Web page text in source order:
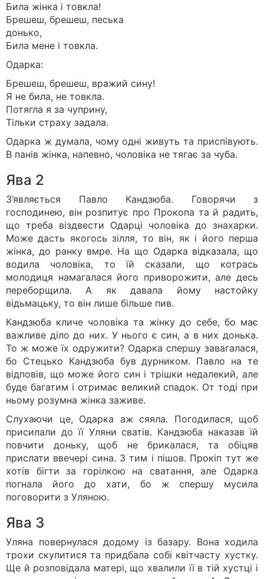
Била жiнка i товкла!
Брешеш, брешеш, песька
донько,
Била мене i товкла.
Одарка:
Брешеш, брешеш, вражий сину!
Я не била, не товкла.
Потягла я за чуприну,
Тiльки страху задала.
Одарка ж думала, чому одні живуть та приспівують.
В панів жінка, напевно, чоловіка не тягає за чуба.
Ява 2
З’являється Павло Кандзюба. Говорячи з
господинею, він розпитує про Прокопа та й радить,
що треба віздвести Одарці чоловіка до знахарки.
Може дасть якогось зілля, то він, як і його перша
жінка, до ранку вмре. На що Одарка відказала, що
водила чоловіка, то їй сказали, що котрась
молодиця намагалася його приворожити, але десь
переборщила. А як давала йому настойку
відьмацьку, то він лише більше пив.
Кандзюба кличе чоловіка та жінку до себе, бо має
важливе діло до них. У нього є син, а в них донька.
То ж може їх одружити? Одарка спершу завагалася,
бо Стецько Кандзюба був дурником. Павло на те
відповів, що може його син і трішки недалекий, але
буде багатим і отримає великий спадок. От тоді при
ньому розумна жінка заживе.
Слухаючи це, Одарка аж сяяла. Погодилася, щоб
присилали до її Уляни сватів. Кандзюба наказав їй
повчити доньку, щоб не брикалася, та обіцяв
прислати ввечері сина. З тим і пішов. Прокіп тут же
хотів бігти за горілкою на сватання, але Одарка
погнала його до хати, бо ж спершу мусила
поговорити з Уляною.
Ява 3
Уляна повернулася додому із базару. Вона ходила
трохи скупитися та придбала собі квітчасту хустку.
Ще й розповідала матері, що хвалили її в тій хустці і